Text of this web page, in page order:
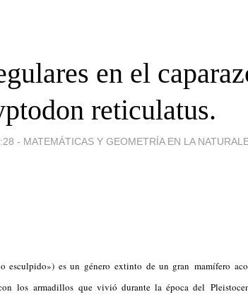
en el
reticulatus.
- MATEMÁTICAS Y GEOMETRÍA EN LA
esculpido») es un género extinto de un gran mamífero
los armadillos que vivió durante la época del